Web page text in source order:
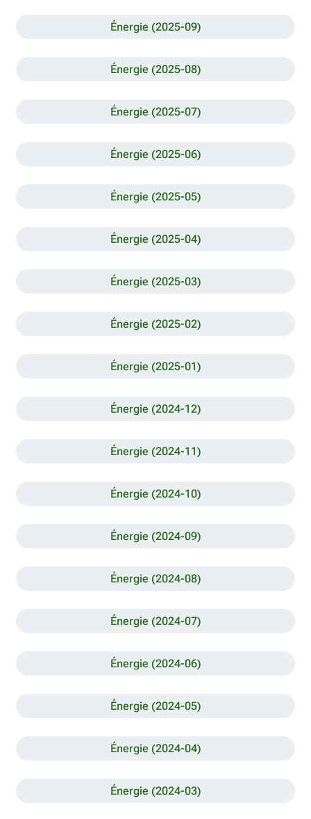
Énergie (2025-09)
Énergie (2025-08)
Énergie (2025-07)
Énergie (2025-06)
Énergie (2025-05)
Énergie (2025-04)
Énergie (2025-03)
Énergie (2025-02)
Énergie (2025-01)
Énergie (2024-12)
Énergie (2024-11)
Énergie (2024-10)
Énergie (2024-09)
Énergie (2024-08)
Énergie (2024-07)
Énergie (2024-06)
Énergie (2024-05)
Énergie (2024-04)
Énergie (2024-03)